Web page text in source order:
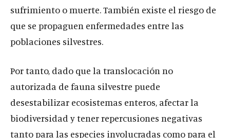
sufrimiento o muerte. También existe el riesgo de
que se propaguen enfermedades entre las
poblaciones silvestres.
Por tanto, dado que la translocación no
autorizada de fauna silvestre puede
desestabilizar ecosistemas enteros, afectar la
biodiversidad y tener repercusiones negativas
tanto para las especies involucradas como para el